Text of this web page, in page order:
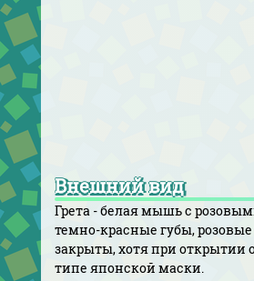
Внешний вид
Грета - белая мышь с
темно-красные губы,
закрыты, хотя при открытии
типе японской маски.